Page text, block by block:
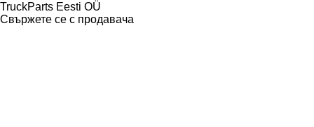
TruckParts Eesti OÜ
Свържете се с продавача